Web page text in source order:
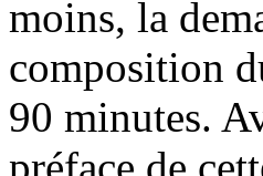
moins, la
composition
90 minutes.